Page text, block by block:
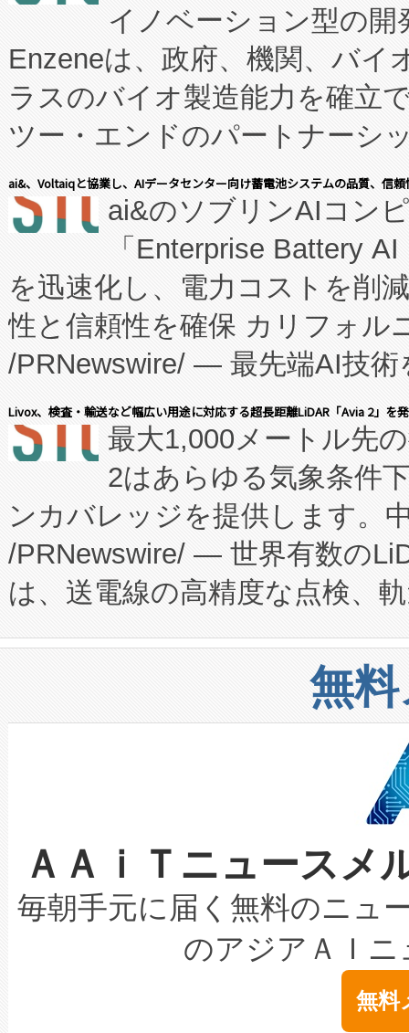
イノベーション型の
Enzeneは、政府、機関、バイ
ラスのバイオ製造能力を確立
ツー・エンドのパートナーシ
表しました。 同社の実績ある
manufacturing™ (FCCM™) プ
たNeXは、バイオ医薬品製造
従来のフェッドバッチ施設の
に、患者やサプライチェーン
キー方式で拡張性が高く、持
す。FCCM‑を活用した現地生
患者にとっての費用負担を大
のアクセスを大幅に拡大する
Fully-Connected Continuous
プログラムには、施設設計・
に関する技術移転および知的
構造化トレーニングカリキュ
上げおよび商用化段階におけ
設備整備および立ち上げ調整
加組織は、Enzeneのバイオ
選定された製品について、自
取得できる可能性もあります
設には、3億～4億ドルかか
最高経営責任者（CEO）であ
す。「当社のfully-connected
ームを利用すれば、6,000万
きます。この効率性は、フェ
ai&、Voltaiqと協業し、AIデータセンター向け蓄電池システムの品質、信
ai&のソブリンAIコン
「Enterprise Battery
を迅速化し、電力コストを削
性と信頼性を確保 カリフォル
/PRNewswire/ — 最先端AI技術
会社エーアイ・アンド：本社
President原信平）と、エンタ
ードするVoltaiqは、日本にあ
ーエネルギー貯蔵システム（
た。 Voltaiq独自のAI搭載プラ
定、統合、導入、運用に至る
安全性を追跡し、確保する事
増加しているデータセンター
る電力網に大きな負担をかけ
事業者の負担軽減という課題
系統連系を迅速にし、ピーク
限を超えて利用可能な電力容
持できるよう貢献します。こ
ービスレベル契約（SLA）違
テリー性能の劣化によるダウ
念は、現在データセンターが
ます。 Voltaiq provides a
Livox、検査・輸送など幅広い用途に対応する超長距離LiDAR「Avia 2」を
最大1,000メートル先
2はあらゆる気象条件
ンカバレッジを提供します。
/PRNewswire/ — 世界有数の
は、送電線の高精度な点検、
や穀物倉庫におけるバルク材
リューション「Avia 2」を発
したAvia 2は、1,000メート
狭視野のFOVを切り替えるこ
ケーブル、枝などの細かな対
なレーザースポットにより、
な環境下でも豊かなディテー
キロメートル範囲を検出
LiDAR for Inspections,
は1535 nmレーザーを搭載。
イズの小径化を実現すること
無
ＡＡｉＴニュース
毎朝手元に届く無料のニュ
のアジアＡＩ
無料